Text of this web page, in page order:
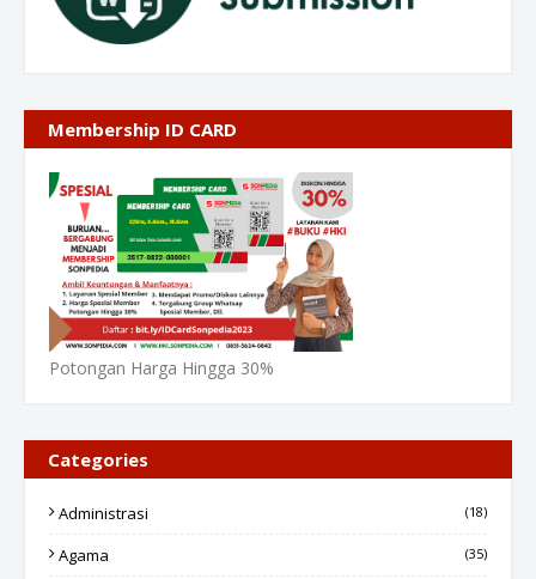
Membership ID CARD
Potongan Harga Hingga 30%
Categories
Administrasi (18)
Agama (35)